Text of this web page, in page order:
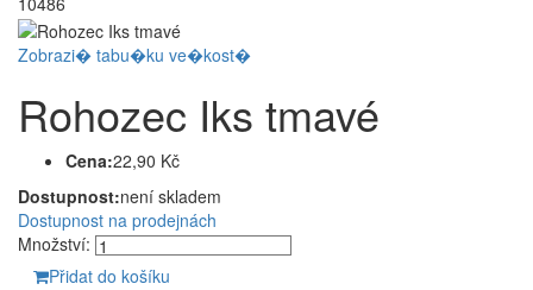
Zobrazi� tabu�ku ve�kost�
Rohozec Iks tmavé
Cena:22,90 Kč
Dostupnost:není skladem
Dostupnost na prodejnách
Množství:
Přidat do košíku